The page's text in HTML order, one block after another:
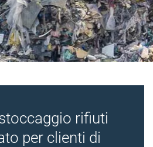
rifiuti
per clienti di